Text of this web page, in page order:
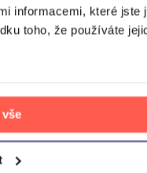
informacemi, které jste
toho, že používáte
Chaos